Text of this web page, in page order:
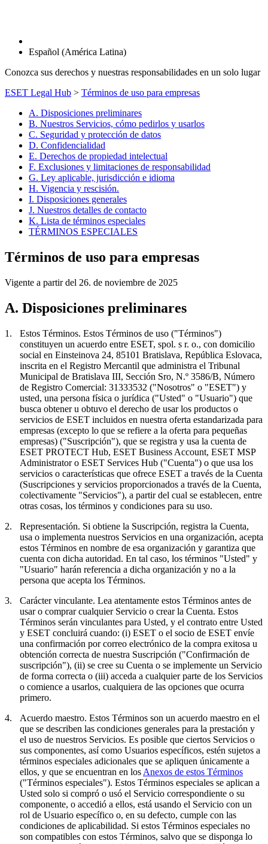
Español (América Latina)
Conozca sus derechos y nuestras responsabilidades en un solo lugar
ESET Legal Hub > Términos de uso para empresas
A. Disposiciones preliminares
B. Nuestros Servicios, cómo pedirlos y usarlos
C. Seguridad y protección de datos
D. Confidencialidad
E. Derechos de propiedad intelectual
F. Exclusiones y limitaciones de responsabilidad
G. Ley aplicable, jurisdicción e idioma
H. Vigencia y rescisión.
I. Disposiciones generales
J. Nuestros detalles de contacto
K. Lista de términos especiales
TÉRMINOS ESPECIALES
Términos de uso para empresas
Vigente a partir del 26. de noviembre de 2025
A. Disposiciones preliminares
1. Estos Términos. Estos Términos de uso ("Términos")
constituyen un acuerdo entre ESET, spol. s r. o., con domicilio
social en Einsteinova 24, 85101 Bratislava, República Eslovaca,
inscrita en el Registro Mercantil que administra el Tribunal
Municipal de Bratislava III, Sección Sro, N.º 3586/B, Número
de Registro Comercial: 31333532 ("Nosotros" o "ESET") y
usted, una persona física o jurídica ("Usted" o "Usuario") que
busca obtener u obtuvo el derecho de usar los productos o
servicios de ESET incluidos en nuestra oferta estandarizada para
empresas (excepto lo que se refiere a la oferta para pequeñas
empresas) ("Suscripción"), que se registra y usa la cuenta de
ESET PROTECT Hub, ESET Business Account, ESET MSP
Administrator o ESET Services Hub ("Cuenta") o que usa los
servicios o características que ofrece ESET a través de la Cuenta
(Suscripciones y servicios proporcionados a través de la Cuenta,
colectivamente "Servicios"), a partir del cual se establecen, entre
otras cosas, los términos y condiciones para su uso.
2.
Representación. Si obtiene la Suscripción, registra la Cuenta,
usa o implementa nuestros Servicios en una organización, acepta
estos Términos en nombre de esa organización y garantiza que
cuenta con dicha autoridad. En tal caso, los términos "Usted" y
"Usuario" harán referencia a dicha organización y no a la
persona que acepta los Términos.
3.
Carácter vinculante. Lea atentamente estos Términos antes de
usar o comprar cualquier Servicio o crear la Cuenta. Estos
Términos serán vinculantes para Usted, y el contrato entre Usted
y ESET concluirá cuando: (i) ESET o el socio de ESET envíe
una confirmación por correo electrónico de la compra exitosa u
obtención correcta de nuestra Suscripción ("Confirmación de
suscripción"), (ii) se cree su Cuenta o se implemente un Servicio
de forma correcta o (iii) acceda a cualquier parte de los Servicios
o comience a usarlos, cualquiera de las opciones que ocurra
primero.
4.
Acuerdo maestro. Estos Términos son un acuerdo maestro en el
que se describen las condiciones generales para la prestación y
el uso de nuestros Servicios. Es posible que ciertos Servicios o
sus componentes, así como Usuarios específicos, estén sujetos a
términos especiales adicionales que se apliquen únicamente a
ellos, y que se encuentran en los Anexos de estos Términos
("Términos especiales"). Estos Términos especiales se aplican a
Usted solo si compró o usó el Servicio correspondiente o su
componente, o accedió a ellos, está usando el Servicio con un
rol de Usuario específico o, en su defecto, cumple con las
condiciones de aplicabilidad. Si estos Términos especiales no
son compatibles con estos Términos, salvo que se disponga lo